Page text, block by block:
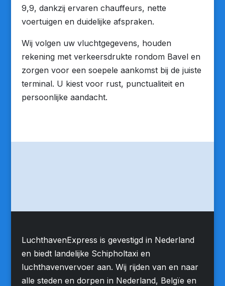
9,9, dankzij ervaren chauffeurs, nette
voertuigen en duidelijke afspraken.
Wij volgen uw vluchtgegevens, houden
rekening met verkeersdrukte rondom Bavel en
zorgen voor een soepele aankomst bij de juiste
terminal. U kiest voor rust, punctualiteit en
persoonlijke aandacht.
LuchthavenExpress is gevestigd in Nederland
en biedt landelijke Schipholtaxi en
luchthavenvervoer aan. Wij rijden van en naar
alle steden en dorpen in Nederland, Belgïe en